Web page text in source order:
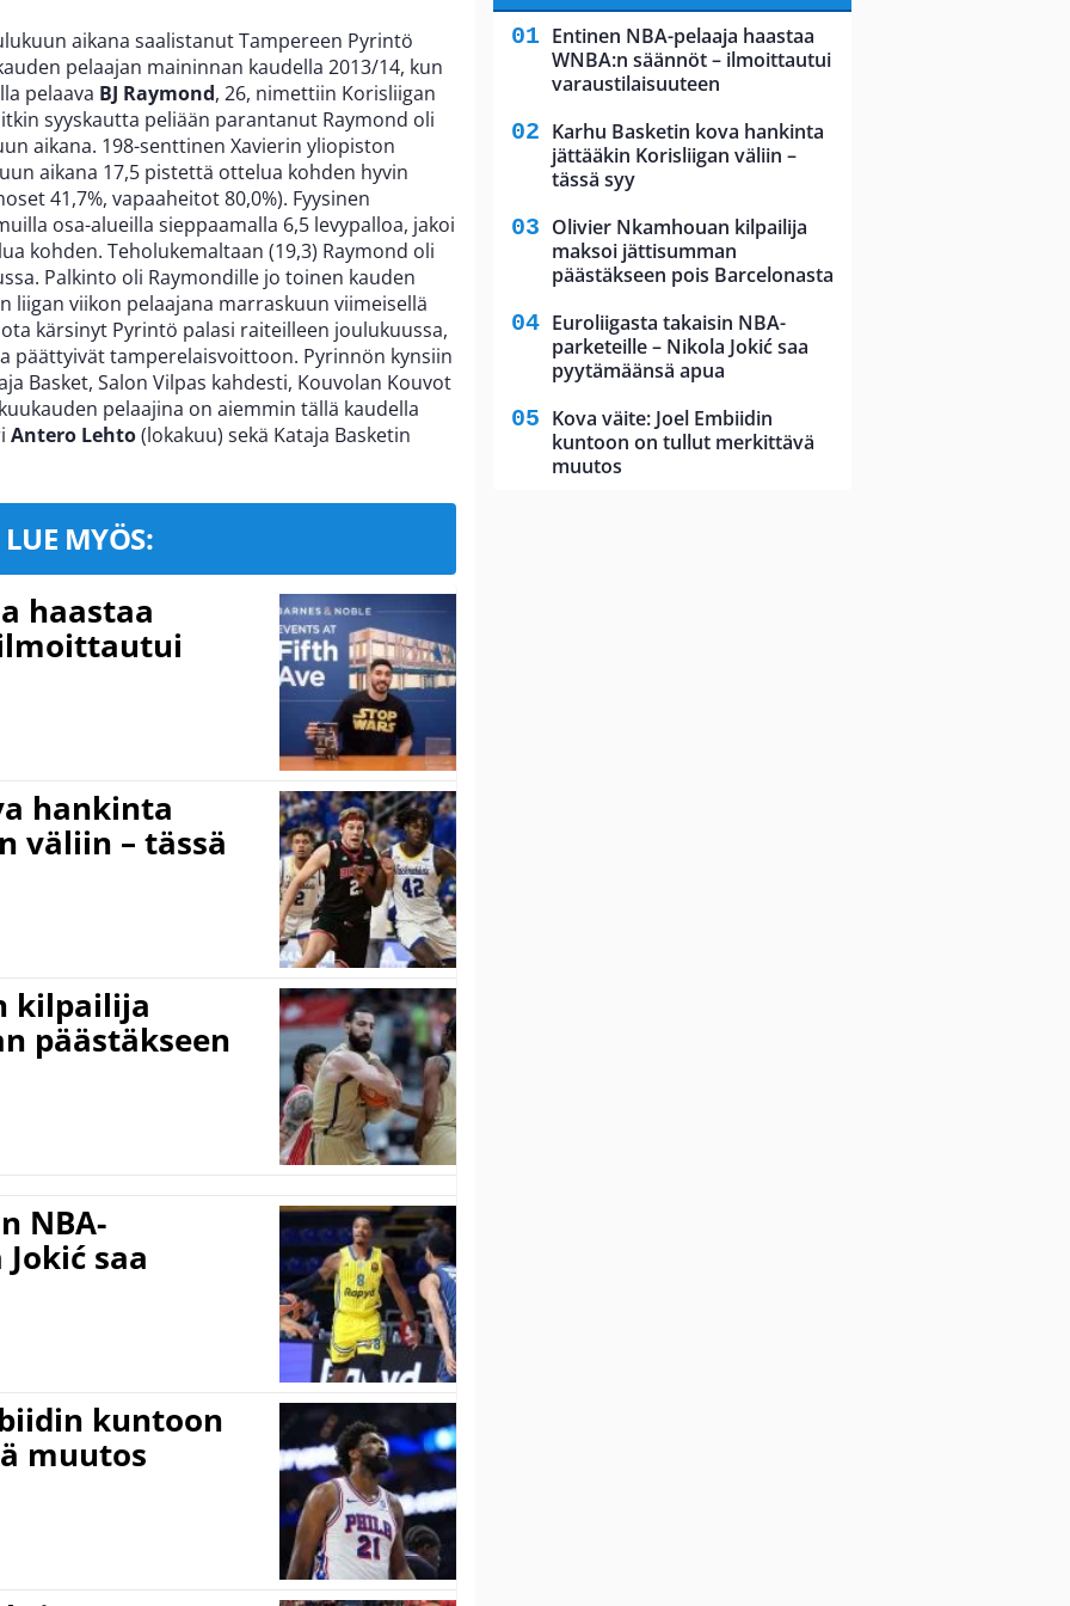
aikana saalistanut Tampereen Pyrintö
pelaajan maininnan kaudella 2013/14, kun
pelaava BJ Raymond, 26, nimettiin Korisliigan
syyskautta peliään parantanut Raymond oli
aikana. 198-senttinen Xavierin yliopiston
aikana 17,5 pistettä ottelua kohden hyvin
41,7%, vapaaheitot 80,0%). Fyysinen
osa-alueilla sieppaamalla 6,5 levypalloa, jakoi
kohden. Teholukemaltaan (19,3) Raymond oli
Palkinto oli Raymondille jo toinen kauden
liigan viikon pelaajana marraskuun viimeisellä
kärsinyt Pyrintö palasi raiteilleen joulukuussa,
päättyivät tamperelaisvoittoon. Pyrinnön kynsiin
Basket, Salon Vilpas kahdesti, Kouvolan Kouvot
pelaajina on aiemmin tällä kaudella
Antero Lehto(lokakuu) sekä Kataja Basketin
LUE MYÖS:
haastaa
ilmoittautui
hankinta
väliin – tässä
kilpailija
päästäkseen
NBA-
saa
kuntoon
muutos
Entinen NBA-pelaaja haastaa
WNBA:n säännöt – ilmoittautui
varaustilaisuuteen
Karhu Basketin kova hankinta
jättääkin Korisliigan väliin –
tässä syy
Olivier Nkamhouan kilpailija
maksoi jättisumman
päästäkseen pois Barcelonasta
Euroliigasta takaisin NBA-
parketeille – Nikola Jokić saa
pyytämäänsä apua
Kova väite: Joel Embiidin
kuntoon on tullut merkittävä
muutos